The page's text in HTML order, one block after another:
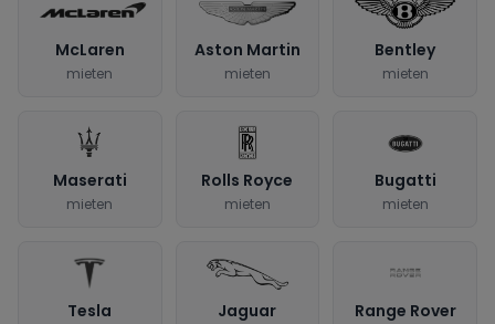
McLaren
mieten
Aston Martin
mieten
Bentley
mieten
Maserati
mieten
Rolls Royce
mieten
Bugatti
mieten
Tesla Jaguar Range Rover